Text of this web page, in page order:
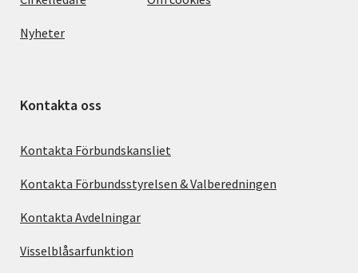
Nyheter
Kontakta oss
Kontakta Förbundskansliet
Kontakta Förbundsstyrelsen & Valberedningen
Kontakta Avdelningar
Visselblåsarfunktion